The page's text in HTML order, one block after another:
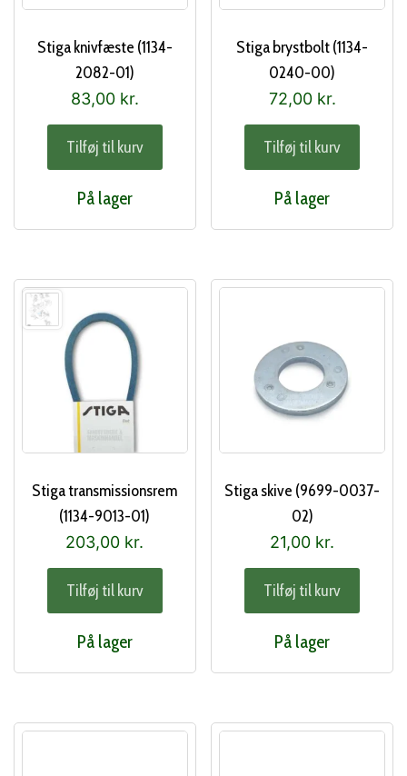
Stiga knivfæste (1134-
2082-01)
83,00 kr.
Tilføj til kurv
På lager
Stiga brystbolt (1134-
0240-00)
72,00 kr.
Tilføj til kurv
På lager
Stiga transmissionsrem
(1134-9013-01)
203,00 kr.
Tilføj til kurv
På lager
Stiga skive (9699-0037-
02)
21,00 kr.
Tilføj til kurv
På lager